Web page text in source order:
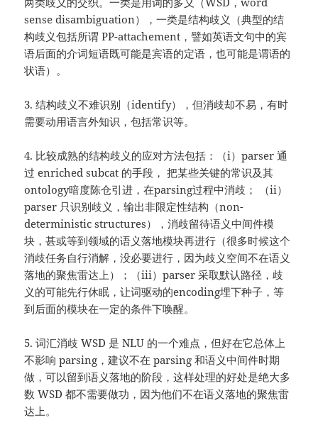
sense disambiguation），一类是结构歧义（典型的结
构歧义包括所谓 PP-attachement，譬如英语文句中的宾
语后面的介词短语既可能是宾语的定语，也可能是谓语的
状语）。
3. 结构歧义不难识别（identify），但消歧却不易，有时
需要动用语言外知识，包括常识等。
4. 比较成熟的结构歧义的应对方法包括：（i）parser 通
过 enriched subcat 的手段， 把某些关键的常识及其
ontology暗度陈仓引进，在parsing过程中消歧； （ii）
parser 只识别歧义，输出非限定性结构（non-
deterministic structures），消歧留待语义中间件模
块，甚或等到领域的语义落地模块再进行（很多时候这个
消歧任务自行消解，没必要进行，因为歧义空间不在语义
落地的聚焦雷达上）；（iii）parser 采取默认路径，歧
义的可能先行休眠，让词驱动的encoding埋下种子，等
到后面的模块在一定的条件下唤醒。
5. 词汇消歧 WSD 是 NLU 的一个难点，但好在它总体上
不影响 parsing，建议不在 parsing 和语义中间件时期
做，可以留到语义落地的阶段，这样处理的好处是绝大多
数 WSD 都不需要做功，因为他们不在语义落地的聚焦雷
达上。